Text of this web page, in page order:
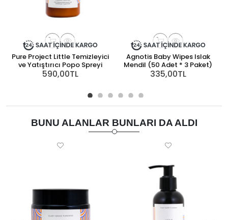
Pure Project Little Temizleyici
ve Yatıştırıcı Popo Spreyi
590,00TL
Agnotis Baby Wipes Islak
Mendil (50 Adet * 3 Paket)
335,00TL
BUNU ALANLAR BUNLARI DA ALDI